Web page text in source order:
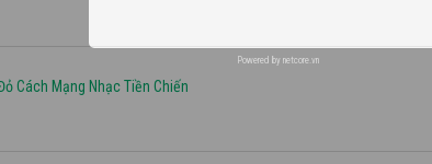
Cách Mạng Nhạc Tiền Chiến
Powered by netcore.vn